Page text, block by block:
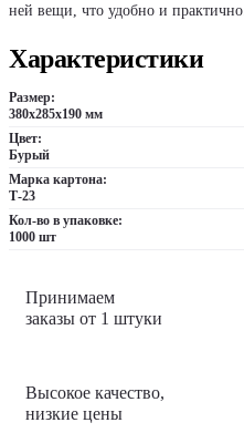
ней вещи, что удобно и практично.
Характеристики
Размер:
380х285х190 мм
Цвет:
Бурый
Марка картона:
Т-23
Кол-во в упаковке:
1000 шт
Принимаем
заказы от 1 штуки
Высокое качество,
низкие цены